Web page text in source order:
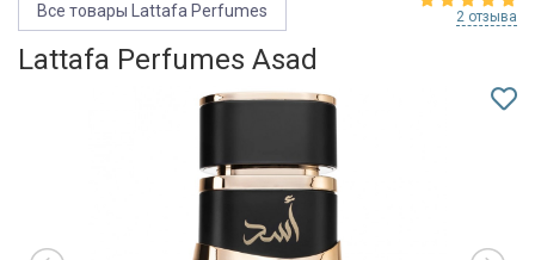
Все товары Lattafa Perfumes 2 отзыва
Lattafa Perfumes Asad